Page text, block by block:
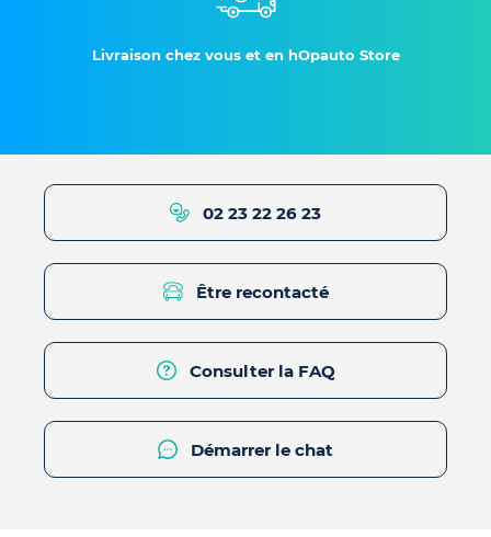
Livraison chez vous et en hOpauto Store
02 23 22 26 23
Être recontacté
Consulter la FAQ
Démarrer le chat